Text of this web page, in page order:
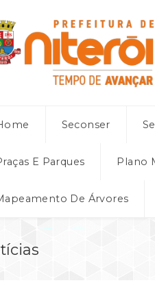
Seconser
E Parques Plano
De Árvores